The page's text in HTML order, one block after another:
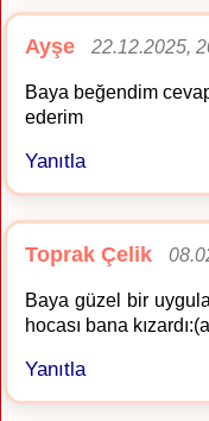
Ayşe 22.12.2025,
Baya beğendim
ederim
Yanıtla
Toprak Çelik
Baya güzel bir
hocası bana
Yanıtla